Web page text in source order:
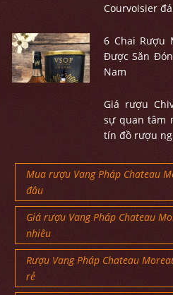
Courvoisier
6 Chai Rượu
Được Săn
Nam
Giá rượu
sự quan tâm
tín đồ rượu
Mua rượu Vang Pháp Chateau
đâu
Giá rượu Vang Pháp Chateau
nhiêu
Rượu Vang Pháp Chateau
rẻ